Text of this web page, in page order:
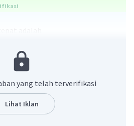
yang telah terverifikasi
Lihat Iklan